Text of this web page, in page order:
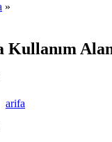
»
Kullanım
arifa